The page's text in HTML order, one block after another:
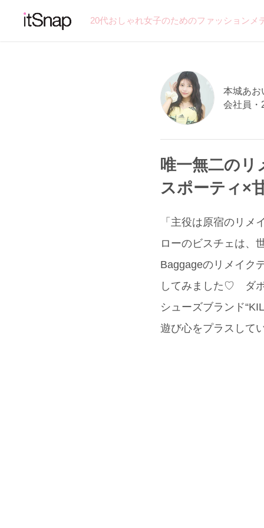
20代おしゃれ女子のためのファッション
本城あお
会社員・
唯一無二の
スポーティ×
「主役は原宿のリ
ローのビスチェは、
Baggageのリメイク
してみました♡ ダボ
シューズブランド
遊び心をプラスして